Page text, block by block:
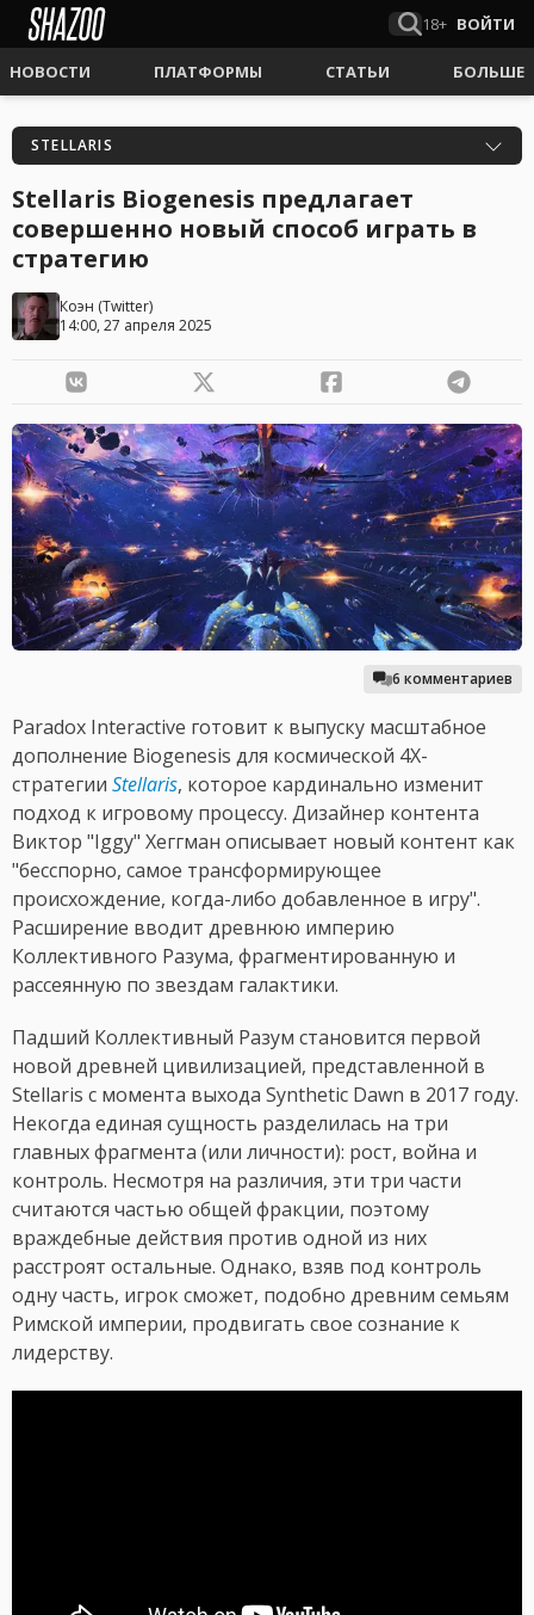
18+ ВОЙТИ
НОВОСТИ ПЛАТФОРМЫ СТАТЬИ БОЛЬШЕ
STELLARIS
Stellaris Biogenesis предлагает
совершенно новый способ играть в
стратегию
Коэн (Twitter)
14:00, 27 апреля 2025
6 комментариев
Paradox Interactive готовит к выпуску масштабное
дополнение Biogenesis для космической 4X-
стратегии Stellaris, которое кардинально изменит
подход к игровому процессу. Дизайнер контента
Виктор "Iggy" Хеггман описывает новый контент как
"бесспорно, самое трансформирующее
происхождение, когда-либо добавленное в игру".
Расширение вводит древнюю империю
Коллективного Разума, фрагментированную и
рассеянную по звездам галактики.
Падший Коллективный Разум становится первой
новой древней цивилизацией, представленной в
Stellaris с момента выхода Synthetic Dawn в 2017 году.
Некогда единая сущность разделилась на три
главных фрагмента (или личности): рост, война и
контроль. Несмотря на различия, эти три части
считаются частью общей фракции, поэтому
враждебные действия против одной из них
расстроят остальные. Однако, взяв под контроль
одну часть, игрок сможет, подобно древним семьям
Римской империи, продвигать свое сознание к
лидерству.